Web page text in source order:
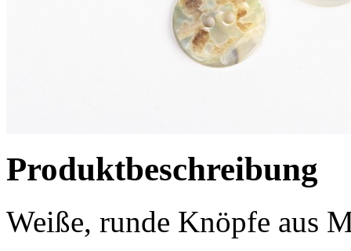
Produktbeschreibung
Weiße, runde Knöpfe aus